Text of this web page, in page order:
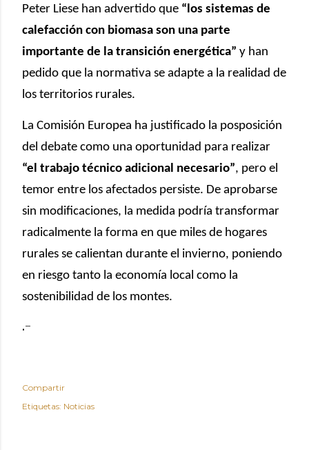
Peter Liese han advertido que “los sistemas de
calefacción con biomasa son una parte
importante de la transición energética” y han
pedido que la normativa se adapte a la realidad de
los territorios rurales.
La Comisión Europea ha justificado la posposición
del debate como una oportunidad para realizar
“el trabajo técnico adicional necesario”, pero el
temor entre los afectados persiste. De aprobarse
sin modificaciones, la medida podría transformar
radicalmente la forma en que miles de hogares
rurales se calientan durante el invierno, poniendo
en riesgo tanto la economía local como la
sostenibilidad de los montes.
.-
Compartir
Etiquetas: Noticias